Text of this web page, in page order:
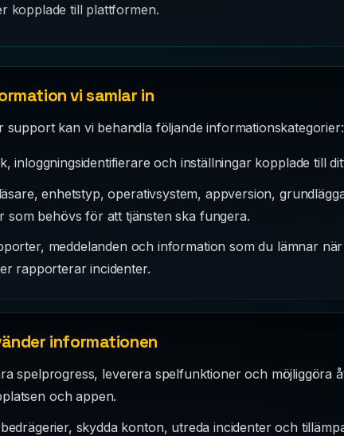
kopplade till plattformen.
vi samlar in
kan vi behandla följande informationskategorier:
inloggningsidentifierare och inställningar kopplade till
enhetstyp, operativsystem, appversion,
som behövs för att tjänsten ska fungera.
meddelanden och information som du lämnar
rapporterar incidenter.
informationen
spelprogress, leverera spelfunktioner och möjliggöra
och appen.
skydda konton, utreda incidenter och